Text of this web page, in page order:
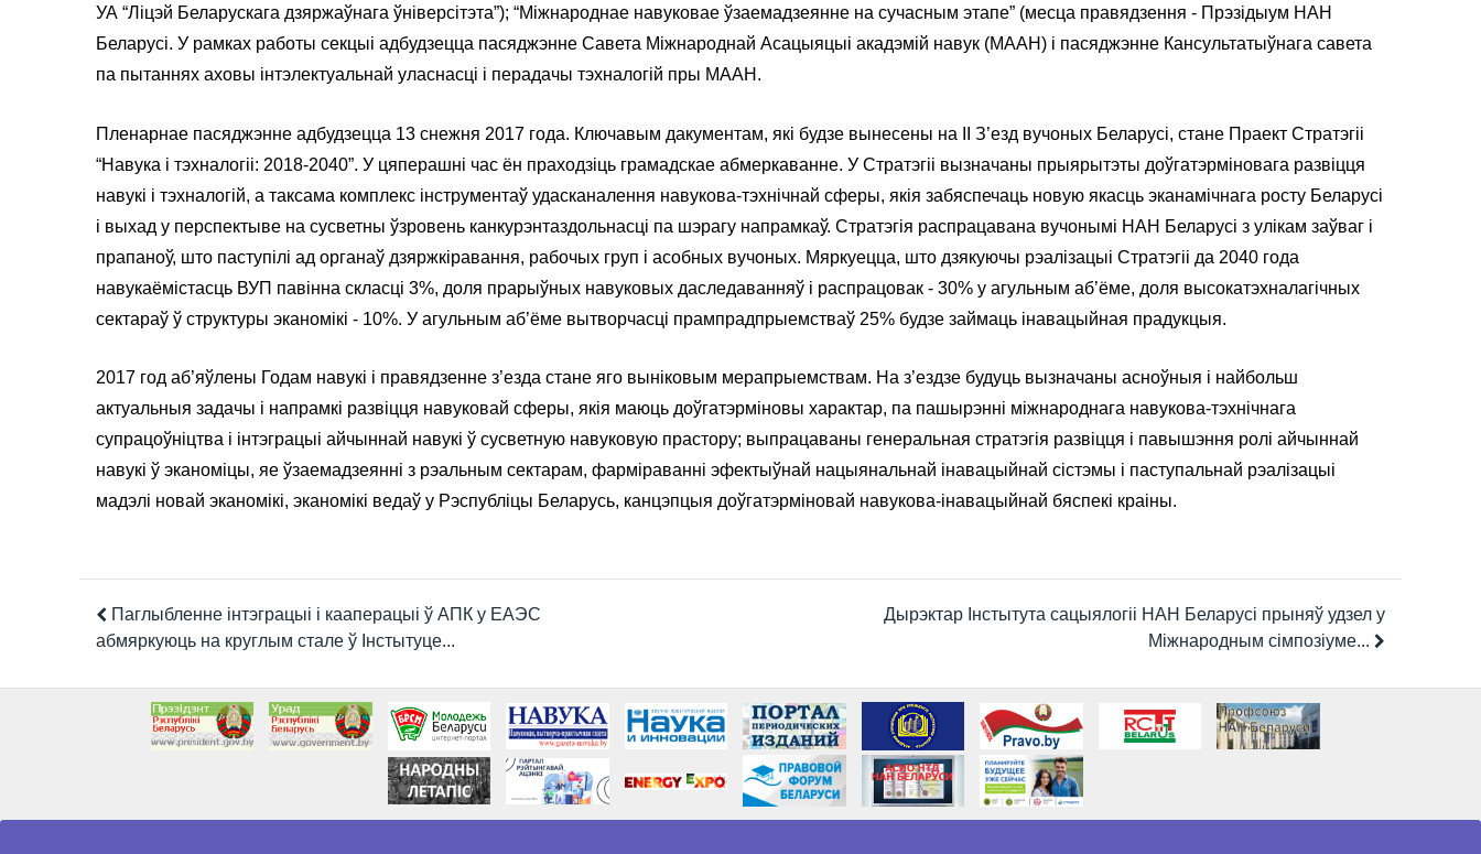
УА “Ліцэй Беларускага дзяржаўнага ўніверсітэта”); “Міжнароднае навуковае ўзаемадзеянне на сучасным этапе” (месца правядзення - Прэзідыум НАН
Беларусі. У рамках работы секцыі адбудзецца пасяджэнне Савета Міжнароднай Асацыяцыі акадэмій навук (МААН) і пасяджэнне Кансультатыўнага савета
па пытаннях аховы інтэлектуальнай уласнасці і перадачы тэхналогій пры МААН.
Пленарнае пасяджэнне адбудзецца 13 снежня 2017 года. Ключавым дакументам, які будзе вынесены на II З’езд вучоных Беларусі, стане Праект Стратэгіі
“Навука і тэхналогіі: 2018-2040”. У цяперашні час ён праходзіць грамадскае абмеркаванне. У Стратэгіі вызначаны прыярытэты доўгатэрміновага развіцця
навукі і тэхналогій, а таксама комплекс інструментаў удасканалення навукова-тэхнічнай сферы, якія забяспечаць новую якасць эканамічнага росту Беларусі
і выхад у перспектыве на сусветны ўзровень канкурэнтаздольнасці па шэрагу напрамкаў. Стратэгія распрацавана вучонымі НАН Беларусі з улікам заўваг і
прапаноў, што паступілі ад органаў дзяржкіравання, рабочых груп і асобных вучоных. Мяркуецца, што дзякуючы рэалізацыі Стратэгіі да 2040 года
навукаёмістасць ВУП павінна скласці 3%, доля прарыўных навуковых даследаванняў і распрацовак - 30% у агульным аб’ёме, доля высокатэхналагічных
сектараў ў структуры эканомікі - 10%. У агульным аб’ёме вытворчасці прампрадпрыемстваў 25% будзе займаць інавацыйная прадукцыя.
2017 год аб’яўлены Годам навукі і правядзенне з’езда стане яго выніковым мерапрыемствам. На з’ездзе будуць вызначаны асноўныя і найбольш
актуальныя задачы і напрамкі развіцця навуковай сферы, якія маюць доўгатэрміновы характар, па пашырэнні міжнароднага навукова-тэхнічнага
супрацоўніцтва і інтэграцыі айчыннай навукі ў сусветную навуковую прастору; выпрацаваны генеральная стратэгія развіцця і павышэння ролі айчыннай
навукі ў эканоміцы, яе ўзаемадзеянні з рэальным сектарам, фарміраванні эфектыўнай нацыянальнай інавацыйнай сістэмы і паступальнай рэалізацыі
мадэлі новай эканомікі, эканомікі ведаў у Рэспубліцы Беларусь, канцэпцыя доўгатэрміновай навукова-інавацыйнай бяспекі краіны.
Паглыбленне інтэграцыі і кааперацыі ў АПК у ЕАЭС
абмяркуюць на круглым стале ў Інстытуце...
Дырэктар Інстытута сацыялогіі НАН Беларусі прыняў удзел у
Міжнародным сімпозіуме...